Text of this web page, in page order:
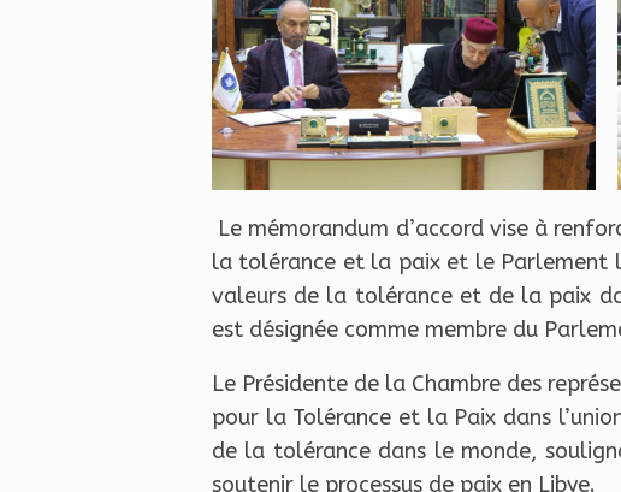
Le mémorandum d’accord vise à
la tolérance et la paix et le Parlement
valeurs de la tolérance et de la paix
est désignée comme membre du
Le Présidente de la Chambre des
pour la Tolérance et la Paix dans
de la tolérance dans le monde,
soutenir le processus de paix en Libye.